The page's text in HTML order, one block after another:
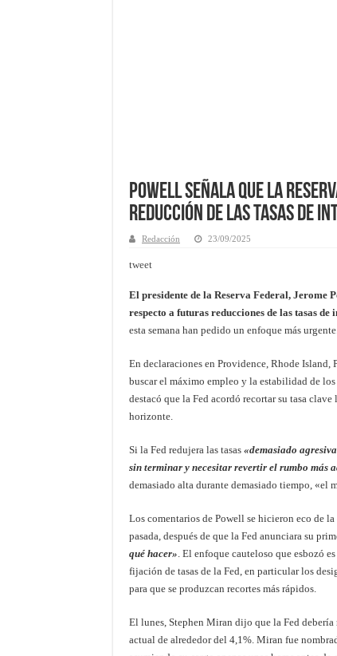
Powell Señala que la
Reducción de las Tasas de
Redacción 23/09/2025
tweet
El presidente de la Reserva Federal, Jerome
respecto a futuras reducciones de las tasas de
esta semana han pedido un enfoque más urgente.
En declaraciones en Providence, Rhode Island,
buscar el máximo empleo y la estabilidad de
destacó que la Fed acordó recortar su tasa
horizonte.
Si la Fed redujera las tasas «demasiado
sin terminar y necesitar revertir el rumbo más
demasiado alta durante demasiado tiempo, «el
Los comentarios de Powell se hicieron eco de
pasada, después de que la Fed anunciara su
qué hacer» . El enfoque cauteloso que esbozó
fijación de tasas de la Fed, en particular los
para que se produzcan recortes más rápidos.
El lunes, Stephen Miran dijo que la Fed
actual de alrededor del 4,1%. Miran fue